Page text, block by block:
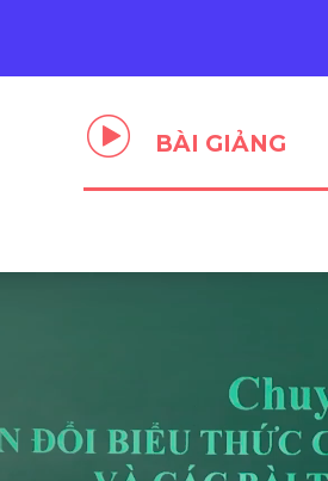
BÀI GIẢNG